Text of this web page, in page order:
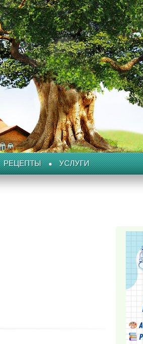
РЕЦЕПТЫ УСЛУГИ